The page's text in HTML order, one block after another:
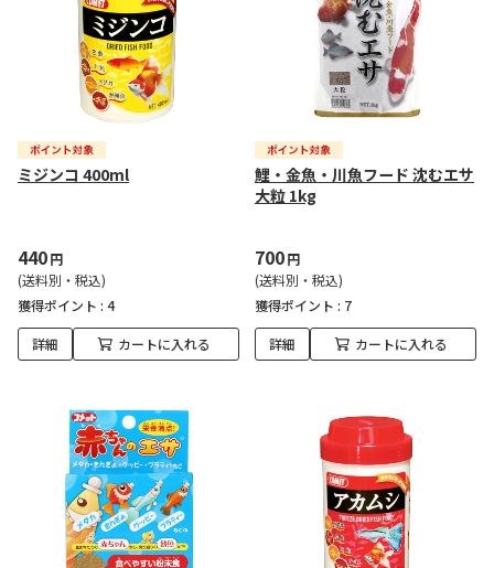
ミジンコ 400ml
440円
(送料別・税込)
獲得ポイント : 4
詳細 カートに入れる
鯉・金魚・川魚フード 沈むエサ
大粒 1kg
700円
(送料別・税込)
獲得ポイント : 7
詳細 カートに入れる